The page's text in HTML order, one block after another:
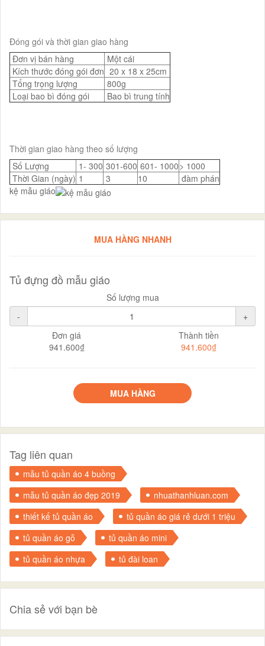
Đóng gói và thời gian giao hàng
Đơn vị bán hàng
Một cái
Kích thước đóng gói đơn 20 x 18 x 25cm
Tổng trọng lượng
800g
Loại bao bì đóng gói
Bao bì trung tính
Thời gian giao hàng theo số lượng
Số Lượng
1- 300 301-600 601- 1000> 1000
Thời Gian (ngày) 1 3 10
đàm phán
kệ mẫu giáo
MUA HÀNG NHANH
Tủ đựng đồ mẫu giáo
Số lượng mua
-
+
Đơn giá
941.600₫
Thành tiền
941.600₫
MUA HÀNG
Tag liên quan
mẫu tủ quần áo 4 buồng
mẫu tủ quần áo đẹp 2019
nhuathanhluan.com
thiết kế tủ quần áo
tủ quần áo giá rẻ dưới 1 triệu
tủ quần áo gỗ
tủ quần áo mini
tủ quần áo nhựa
tủ đài loan
Chia sẻ với bạn bè